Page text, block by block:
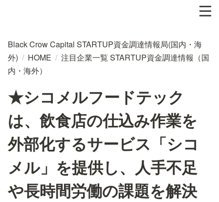
Black Crow Capital STARTUP資金調達情報局(国内・海
外) / HOME / 注目企業一覧 STARTUP資金調達情報（国
内・海外）
★シコメルフードテック
は、飲食店の仕込み作業を
外部化するサービス「シコ
メル」を提供し、人手不足
や長時間労働の課題を解決